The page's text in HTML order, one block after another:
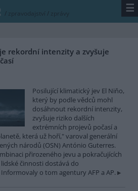
/ zpravodajství / zprávy ☰
rekordní intenzity a zvyšuje
Posilující klimatický jev El Niňo,
který by podle vědců mohl
dosáhnout rekordní intenzity,
zvyšuje riziko dalších
extrémních projevů počasí a
která už hoří," varoval generální
národů (OSN) António Guterres.
přirozeného jevu a pokračujících
činnosti dostává do
o tom agentury AFP a AP.